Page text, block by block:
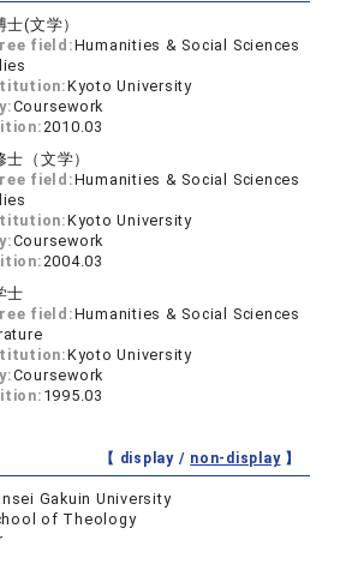
士(文学）
field:Humanities & Social Sciences
Kyoto University
Coursework
2010.03
士（文学）
field:Humanities & Social Sciences
Kyoto University
Coursework
2004.03
士
field:Humanities & Social Sciences
Kyoto University
Coursework
1995.03
【 display / non-display】
Gakuin University
of Theology